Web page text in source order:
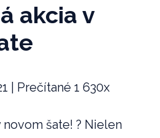
akcia v
| Prečítané 1 630x
šate! ? Nielen